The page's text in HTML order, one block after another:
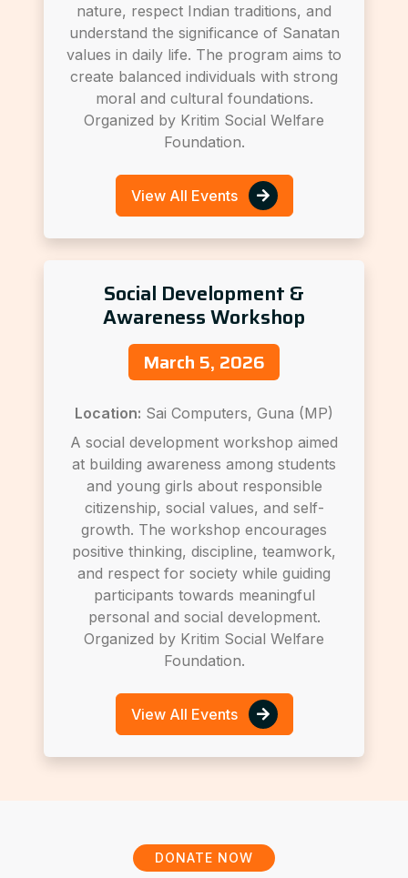
nature, respect Indian traditions, and
understand the significance of Sanatan
values in daily life. The program aims to
create balanced individuals with strong
moral and cultural foundations.
Organized by Kritim Social Welfare
Foundation.
View All Events
Social Development &
Awareness Workshop
March 5, 2026
Location: Sai Computers, Guna (MP)
A social development workshop aimed
at building awareness among students
and young girls about responsible
citizenship, social values, and self-
growth. The workshop encourages
positive thinking, discipline, teamwork,
and respect for society while guiding
participants towards meaningful
personal and social development.
Organized by Kritim Social Welfare
Foundation.
View All Events
DONATE NOW